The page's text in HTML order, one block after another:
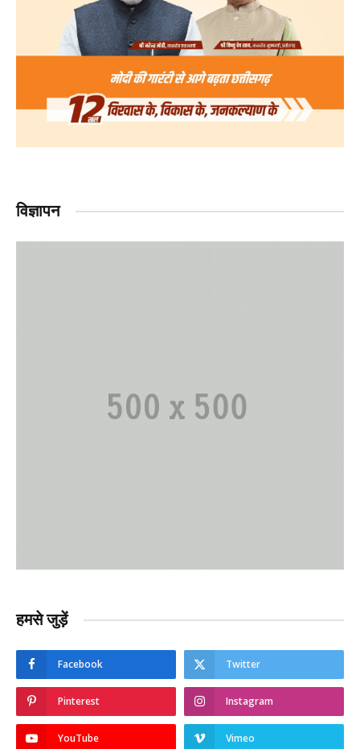
विज्ञापन
हमसे जुड़ें
Facebook Twitter
Pinterest Instagram
YouTube Vimeo